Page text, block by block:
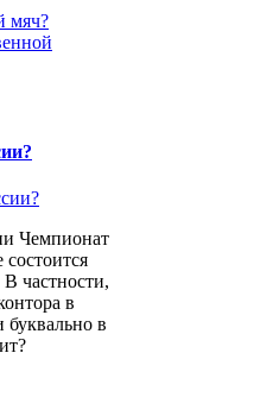
мяч?
Чемпионат
частности,
в
в